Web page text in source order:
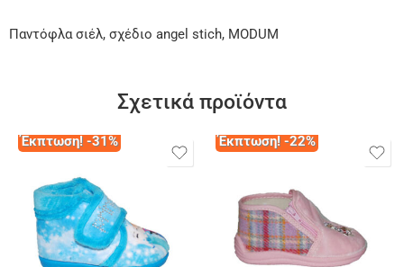
Παντόφλα σιέλ, σχέδιο angel stich, MODUM
Σχετικά προϊόντα
Έκπτωση! -31% Έκπτωση! -22%